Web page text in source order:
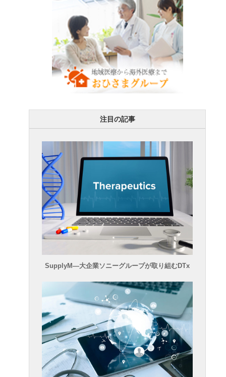
注目の記事
SupplyM―大企業ソニーグループが取り組むDTx